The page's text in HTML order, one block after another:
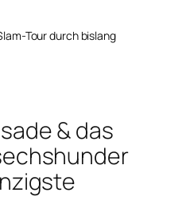
Tour durch bislang
& das